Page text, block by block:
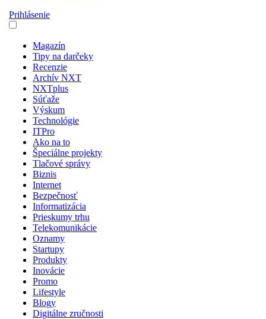
Prihlásenie
Magazín
Tipy na darčeky
Recenzie
Archív NXT
NXTplus
Súťaže
Výskum
Technológie
ITPro
Ako na to
Špeciálne projekty
Tlačové správy
Biznis
Internet
Bezpečnosť
Informatizácia
Prieskumy trhu
Telekomunikácie
Oznamy
Startupy
Produkty
Inovácie
Promo
Lifestyle
Blogy
Digitálne zručnosti